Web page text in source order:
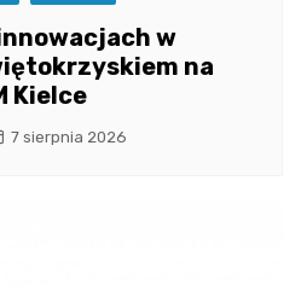
w
na
Kielce
7 sierpnia 2026